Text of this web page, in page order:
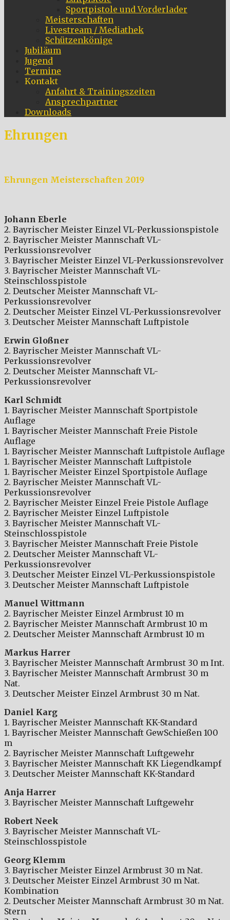
Sportpistole und Vorderlader
Meisterschaften
Livestream / Mediathek
Schützenkönige
Jubiläum
Jugend
Termine
Kontakt
Anfahrt & Trainingszeiten
Ansprechpartner
Downloads
Ehrungen
Ehrungen Meisterschaften 2019
Johann Eberle
2. Bayrischer Meister Einzel VL-Perkussionspistole
2. Bayrischer Meister Mannschaft VL-
Perkussionsrevolver
3. Bayrischer Meister Einzel VL-Perkussionsrevolver
3. Bayrischer Meister Mannschaft VL-
Steinschlosspistole
2. Deutscher Meister Mannschaft VL-
Perkussionsrevolver
2. Deutscher Meister Einzel VL-Perkussionsrevolver
3. Deutscher Meister Mannschaft Luftpistole
Erwin Gloßner
2. Bayrischer Meister Mannschaft VL-
Perkussionsrevolver
2. Deutscher Meister Mannschaft VL-
Perkussionsrevolver
Karl Schmidt
1. Bayrischer Meister Mannschaft Sportpistole
Auflage
1. Bayrischer Meister Mannschaft Freie Pistole
Auflage
1. Bayrischer Meister Mannschaft Luftpistole Auflage
1. Bayrischer Meister Mannschaft Luftpistole
1. Bayrischer Meister Einzel Sportpistole Auflage
2. Bayrischer Meister Mannschaft VL-
Perkussionsrevolver
2. Bayrischer Meister Einzel Freie Pistole Auflage
2. Bayrischer Meister Einzel Luftpistole
3. Bayrischer Meister Mannschaft VL-
Steinschlosspistole
3. Bayrischer Meister Mannschaft Freie Pistole
2. Deutscher Meister Mannschaft VL-
Perkussionsrevolver
3. Deutscher Meister Einzel VL-Perkussionspistole
3. Deutscher Meister Mannschaft Luftpistole
Manuel Wittmann
2. Bayrischer Meister Einzel Armbrust 10 m
2. Bayrischer Meister Mannschaft Armbrust 10 m
2. Deutscher Meister Mannschaft Armbrust 10 m
Markus Harrer
3. Bayrischer Meister Mannschaft Armbrust 30 m Int.
3. Bayrischer Meister Mannschaft Armbrust 30 m
Nat.
3. Deutscher Meister Einzel Armbrust 30 m Nat.
Daniel Karg
1. Bayrischer Meister Mannschaft KK-Standard
1. Bayrischer Meister Mannschaft GewSchießen 100
m
2. Bayrischer Meister Mannschaft Luftgewehr
3. Bayrischer Meister Mannschaft KK Liegendkampf
3. Deutscher Meister Mannschaft KK-Standard
Anja Harrer
3. Bayrischer Meister Mannschaft Luftgewehr
Robert Neek
3. Bayrischer Meister Mannschaft VL-
Steinschlosspistole
Georg Klemm
3. Bayrischer Meister Einzel Armbrust 30 m Nat.
3. Deutscher Meister Einzel Armbrust 30 m Nat.
Kombination
2. Deutscher Meister Mannschaft Armbrust 30 m Nat.
Stern